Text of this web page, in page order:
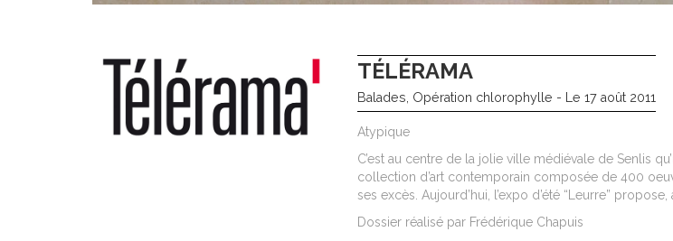
TÉLÉRAMA
Balades, Opération chlorophylle - Le 17 août 2011
Atypique
C’est au centre de la jolie ville médiévale de Senlis
collection d’art contemporain composée de 400
ses excès. Aujourd’hui, l’expo d’été “Leurre”
Dossier réalisé par Frédérique Chapuis